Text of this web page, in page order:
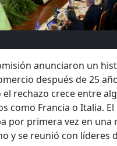
anunciaron un
después de 25
rechazo crece entre
como Francia o Italia.
por primera vez en una
y se reunió con líderes